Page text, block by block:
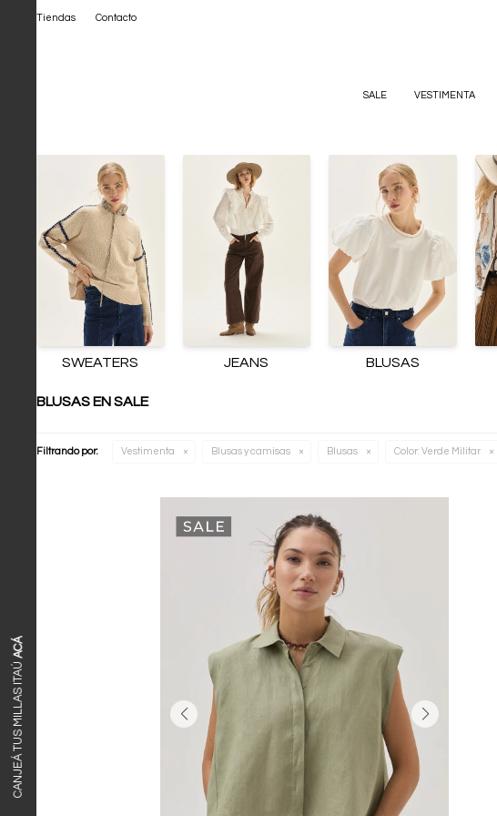
SALE VESTIMENTA
Tiendas Contacto
CANJEÁ TUS MILLAS ITAÚ
ACÁ
SWEATERS JEANS BLUSAS
BLUSAS EN SALE
Filtrando por: Vestimenta Blusas y camisas Blusas Color: Verde Militar